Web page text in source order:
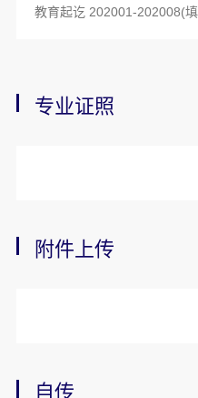
专业证照
附件上传
自传